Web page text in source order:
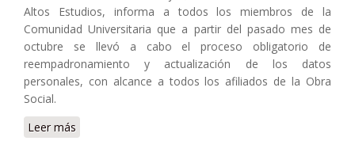
Altos Estudios, informa a todos los miembros de la
Comunidad Universitaria que a partir del pasado mes de
octubre se llevó a cabo el proceso obligatorio de
reempadronamiento y actualización de los datos
personales, con alcance a todos los afiliados de la Obra
Social.
Leer más